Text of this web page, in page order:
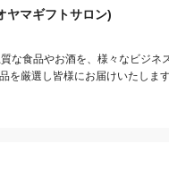
ヤマギフトサロン)
な食品やお酒を、様々なビジ
を厳選し皆様にお届けいたします